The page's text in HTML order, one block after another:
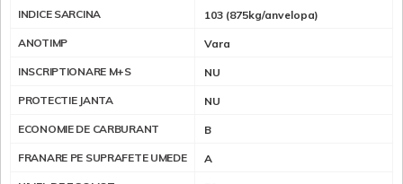
INDICE SARCINA 103 (875kg/anvelopa)
ANOTIMP Vara
INSCRIPTIONARE M+S NU
PROTECTIE JANTA NU
ECONOMIE DE CARBURANT B
FRANARE PE SUPRAFETE UMEDE A